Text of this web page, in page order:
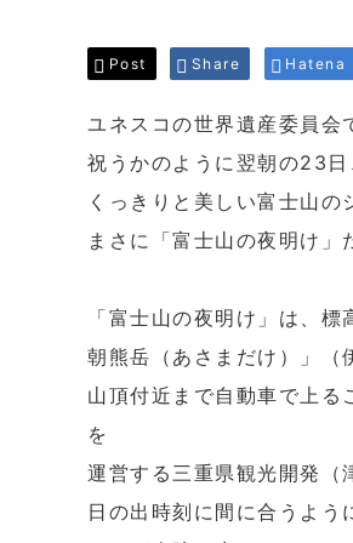
Post Share Hatena
ユネスコの世界遺産委員
祝うかのように翌朝の23
くっきりと美しい富士山
まさに「富士山の夜明け」
「富士山の夜明け」は、
朝熊岳（あさまだけ）」（
山頂付近まで自動車で上る
を
運営する三重県観光開発
日の出時刻に間に合うよ